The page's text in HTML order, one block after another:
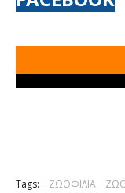
Tags: ΖΩΟΦΙΛΙΑ